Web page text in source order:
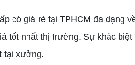
có giá rẻ tại TPHCM đa dạng
tốt nhất thị trường. Sự khác
tại xưởng.